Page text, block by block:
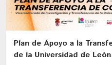
Plan de Apoyo a la
de la Universidad de